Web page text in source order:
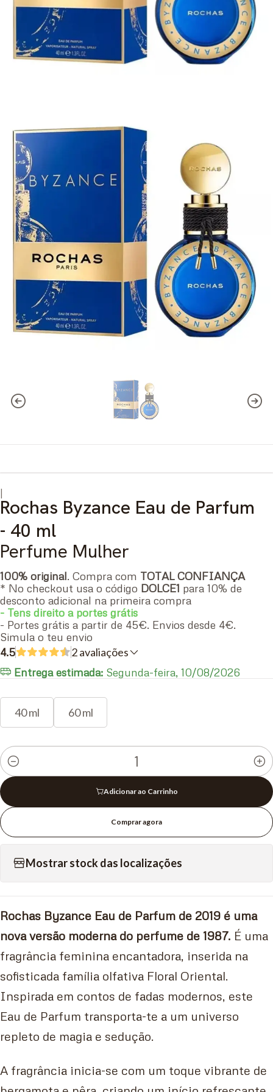
|
Rochas Byzance Eau de Parfum
- 40 ml
Perfume Mulher
100% original. Compra com TOTAL CONFIANÇA
* No checkout usa o código DOLCE1 para 10% de
desconto adicional na primeira compra
- Tens direito a portes grátis
- Portes grátis a partir de 45€. Envios desde 4€.
Simula o teu envio
4.5
2 avaliações
Entrega estimada: Segunda-feira, 10/08/2026
40 ml 60 ml
Quantidade
Adicionar ao Carrinho
Comprar agora
Mostrar stock das localizações
Rochas Byzance Eau de Parfum de 2019 é uma
nova versão moderna do perfume de 1987. É uma
fragrância feminina encantadora, inserida na
sofisticada família olfativa Floral Oriental.
Inspirada em contos de fadas modernos, este
Eau de Parfum transporta-te a um universo
repleto de magia e sedução.
A fragrância inicia-se com um toque vibrante de